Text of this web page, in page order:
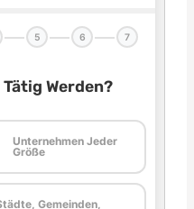
5 6 7
Werden?
Unternehmen Jeder
Größe
Gemeinden,